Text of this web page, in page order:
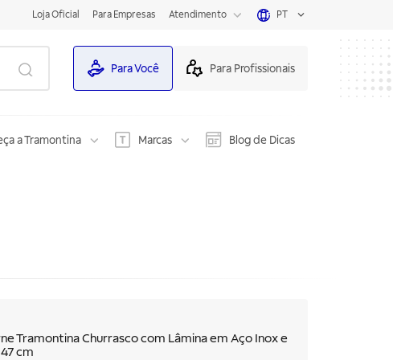
Loja Oficial Para Empresas Atendimento PT
Para Você Para Profissionais
a Tramontina Marcas Blog de Dicas
Tramontina Churrasco com Lâmina em Aço Inox e
cm